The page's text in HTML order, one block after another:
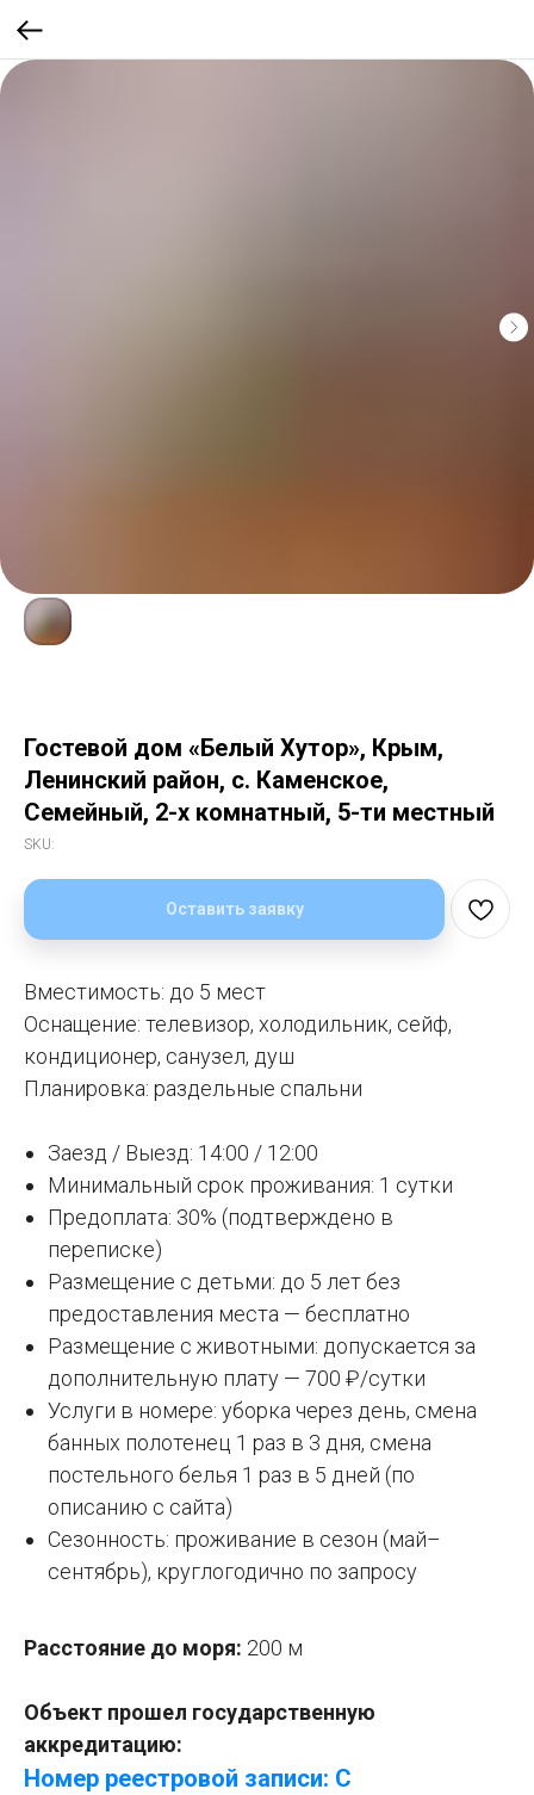
Гостевой дом «Белый Хутор», Крым,
Ленинский район, с. Каменское,
Семейный, 2-х комнатный, 5-ти местный
SKU:
Оставить заявку
Вместимость: до 5 мест
Оснащение: телевизор, холодильник, сейф,
кондиционер, санузел, душ
Планировка: раздельные спальни
Заезд / Выезд: 14:00 / 12:00
Минимальный срок проживания: 1 сутки
Предоплата: 30% (подтверждено в
переписке)
Размещение с детьми: до 5 лет без
предоставления места — бесплатно
Размещение с животными: допускается за
дополнительную плату — 700 ₽/сутки
Услуги в номере: уборка через день, смена
банных полотенец 1 раз в 3 дня, смена
постельного белья 1 раз в 5 дней (по
описанию с сайта)
Сезонность: проживание в сезон (май–
сентябрь), круглогодично по запросу
Расстояние до моря: 200 м
Объект прошел государственную
аккредитацию:
Номер реестровой записи: С